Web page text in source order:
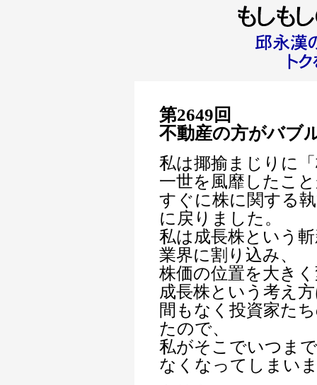
第2649回
不動産の方がバブ
私は揶揄まじりに
一世を風靡したこ
すぐに株に関する
に戻りました。
私は成長株という
業界に割り込み、
株価の位置を大き
成長株という考え
間もなく投資家た
たので、
私がそこでいつま
なくなってしまい